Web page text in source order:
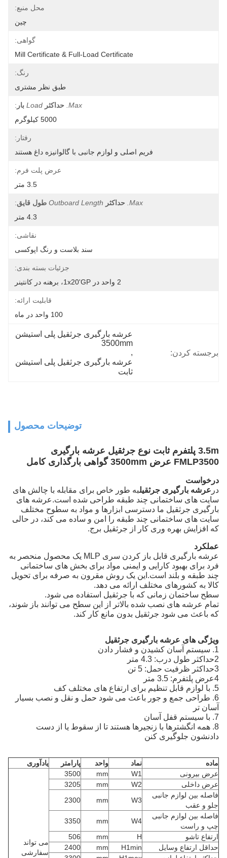
محل منبع:
چین
گواهی:
Mill Certificate & Full-Load Certificate
رنگ:
طبق نظر مشتری
Max. حداکثر Load بار:
5000 کیلوگرم
رفتار:
فریم اصلی و لوازم جانبی با گالوانیزه داغ هستند
عرض پلت فرم:
3.5 متر
Max. حداکثر Outboard Length طول قایق:
4.3 متر
نقاشی:
سند بلاست و رنگ اپوکسی
جزئیات بسته بندی:
قابلیت ارائه:
100 واحد در ماه
برجسته کردن:
عرشه بارگیری جرثقیل پلی استیشن
3500mm
,
عرشه بارگیری جرثقیل پلی استیشن
ثابت
توضیحات محصول
3.5m پلتفرم ثابت نوع جرثقیل عرشه بارگیری
FMLP3500 عرض 3500mm گواهی بارگذاری کامل
درخواست
درعرشه بارگیری جرثقیلبه طور خاص برای مقابله با چالش های
سایت های ساختمانی چند طبقه طراحی شده است.عرشه های
بارگیری جرثقیل ما دسترسی ابزارها و مواد به سطوح مختلف
سایت های ساختمانی چند طبقه را امن و ساده می کند، در حالی
که افزایش بهره وری کار از جرثقیل برج.
عملکرد
عرشه بارگیری قابل باز کردن سری MLP یک محصول منحصر به
فرد برای بهبود کارایی و ایمنی مواد برای بخش های ساختمانی
چند طبقه و بلند است.این یک روش مقرون به صرفه برای تحویل
کالا به کشورهای مختلف ارائه می دهد.
سطح ساختمان زمانی که با جرثقیل استفاده می شود.
تمام عرشه های نصب شده بالاتر از این سطح می توانند باز شوند،
که باعث می شود جرثقیل بدون مانع کار کند.
ویژگی های عرشه بارگیری جرثقیل
1. سيستم آسان کشيدن و فشار دادن
2حداکثر طول درب: 4.3 متر
3حداکثر ظرفیت حمل: 5 تن
4عرض پلتفرم: 3.5 متر
5. با لوازم قابل تنظیم برای ارتفاع های مختلف کف
6. طراحی جمع و جور باعث می شود حمل و نقل و نصب بسیار
آسان تر
7. با سیستم قفل آسان
8. همه انگشترها با زنجيرها هستند تا از سقوط يا از دست
دادنشون جلوگیری کنن
ماده نماد واحد پارامتر
یادآوری
عرض بیرونی
W1
mm
3500
می تواند
سفارشی
عرض داخلی W2
mm
3205
فاصله بین لوازم جانبی
جلو و عقب
W3
mm
2300
فاصله بین لوازم جانبی
چپ و راست
W4
mm
3350
ارتفاع تاشو
H
mm
506
حداقل ارتفاع وسایل
H1min
mm
2400